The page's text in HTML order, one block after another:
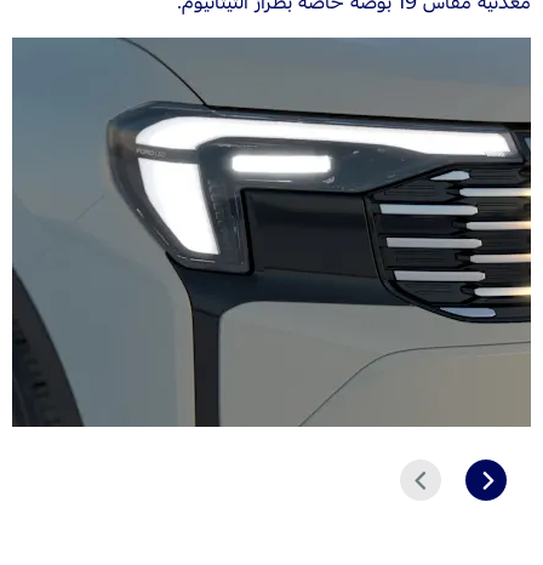
التالي السابق